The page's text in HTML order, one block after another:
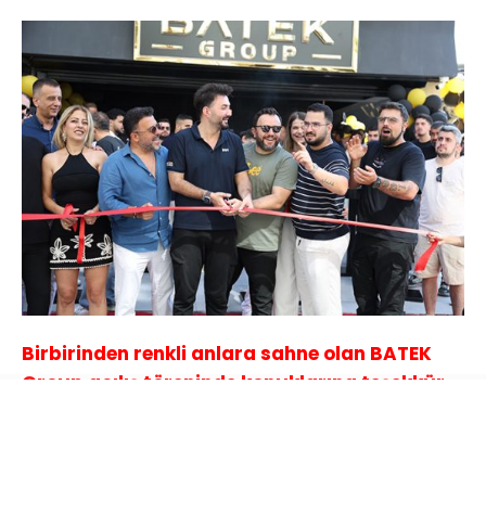
Birbirinden renkli anlara sahne olan BATEK
Group açılış töreninde konuklarına teşekkür